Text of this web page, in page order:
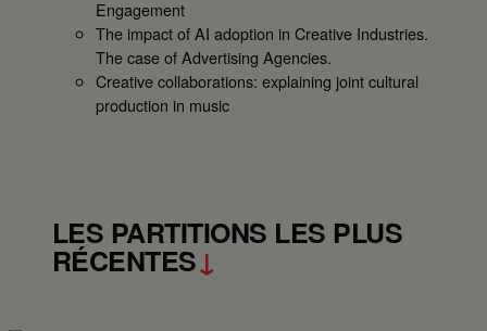
2
0
2
a
Engagement
The impact of AI adoption in Creative Industries.
The case of Advertising Agencies.
Creative collaborations: explaining joint cultural
production in music
LES PARTITIONS LES PLUS
RÉCENTES↓